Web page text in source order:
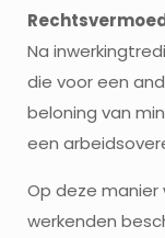
Na
die voor een
beloning van
een
Op deze
werkenden